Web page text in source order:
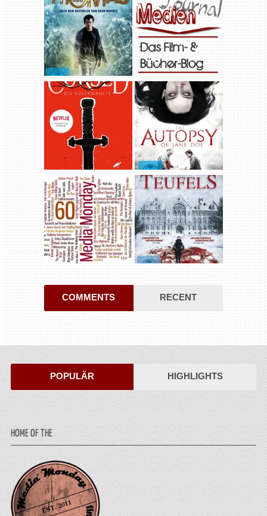
COMMENTS RECENT
POPULÄR HIGHLIGHTS
HOME OF THE